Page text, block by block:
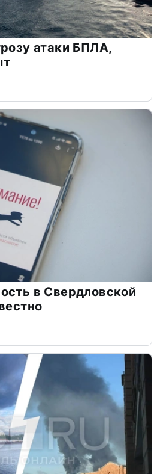
атаки БПЛА,
в Свердловской